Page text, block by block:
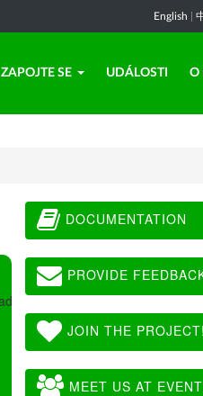
English
ZAPOJTE SE UDÁLOSTI O
DOCUMENTATION
PROVIDE
JOIN THE PROJECT!
MEET US AT